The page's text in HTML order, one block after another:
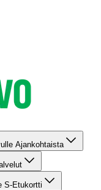
Ajankohtaista
S-Etukortti